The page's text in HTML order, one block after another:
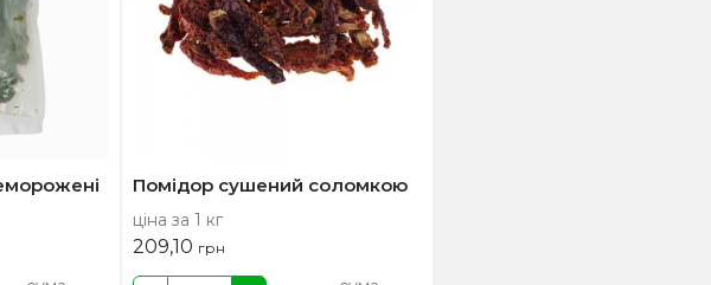
Помідор сушений соломкою
ціна за 1 кг
209,10 грн